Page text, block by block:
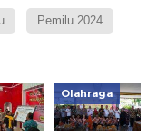
Pemilu 2024
Olahraga